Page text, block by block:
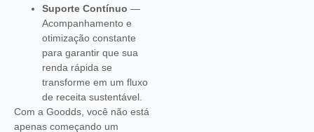
Suporte Contínuo —
Acompanhamento e
otimização constante
para garantir que sua
renda rápida se
transforme em um fluxo
de receita sustentável.
Com a Goodds, você não está
apenas começando um